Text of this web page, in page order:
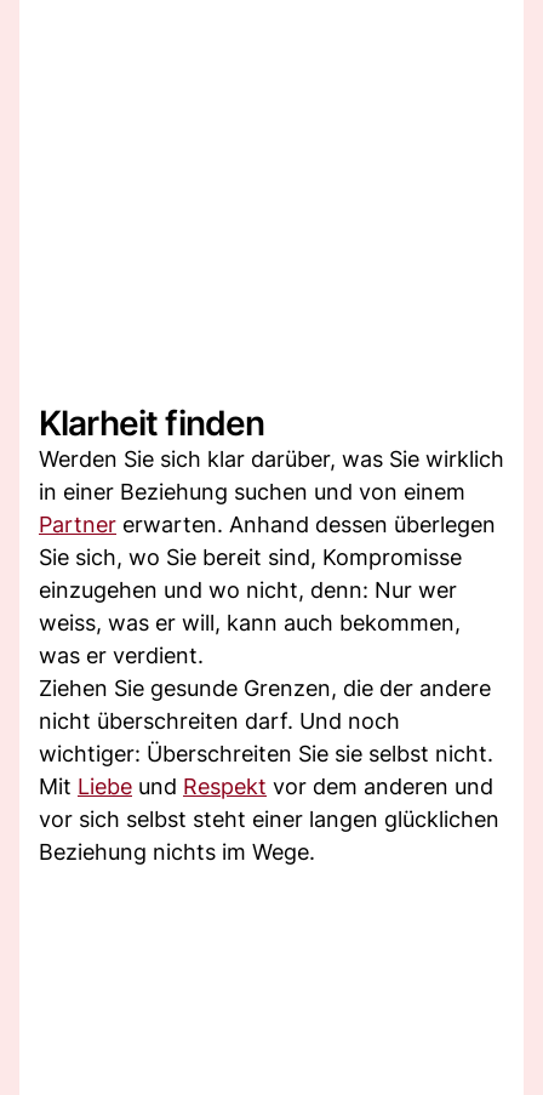
Klarheit finden
Werden Sie sich klar darüber, was Sie wirklich
in einer Beziehung suchen und von einem
Partner erwarten. Anhand dessen überlegen
Sie sich, wo Sie bereit sind, Kompromisse
einzugehen und wo nicht, denn: Nur wer
weiss, was er will, kann auch bekommen,
was er verdient.
Ziehen Sie gesunde Grenzen, die der andere
nicht überschreiten darf. Und noch
wichtiger: Überschreiten Sie sie selbst nicht.
Mit Liebe und Respekt vor dem anderen und
vor sich selbst steht einer langen glücklichen
Beziehung nichts im Wege.